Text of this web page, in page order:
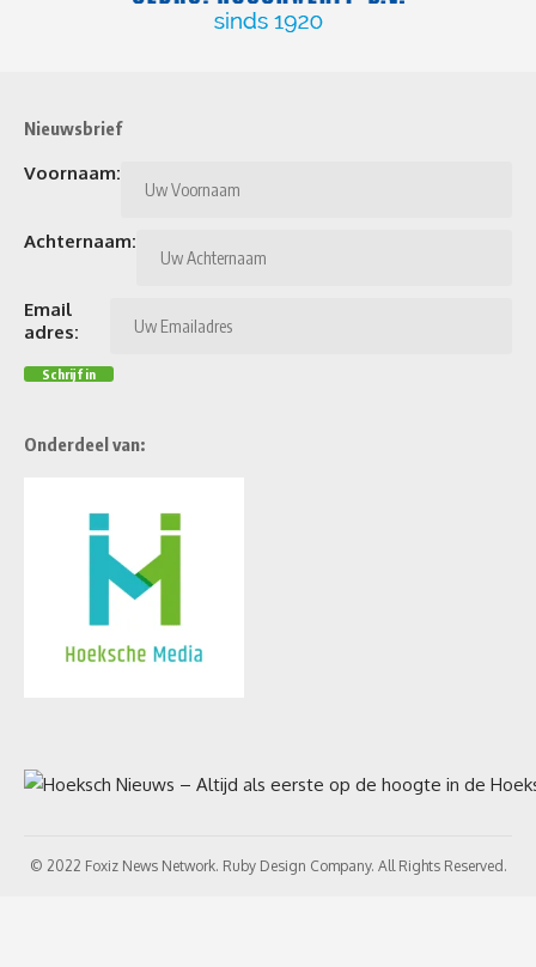
Nieuwsbrief
Voornaam:
Achternaam:
Email
adres:
Onderdeel van:
© 2022 Foxiz News Network. Ruby Design Company. All Rights Reserved.